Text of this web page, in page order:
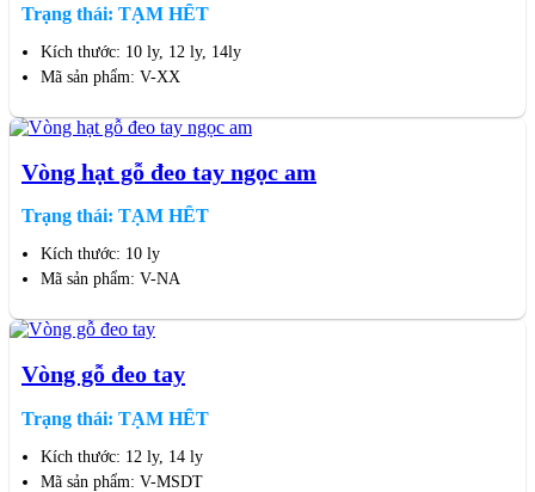
Trạng thái: TẠM HẾT
Kích thước: 10 ly, 12 ly, 14ly
Mã sản phẩm: V-XX
Vòng hạt gỗ đeo tay ngọc am
Trạng thái: TẠM HẾT
Kích thước: 10 ly
Mã sản phẩm: V-NA
Vòng gỗ đeo tay
Trạng thái: TẠM HẾT
Kích thước: 12 ly, 14 ly
Mã sản phẩm: V-MSDT